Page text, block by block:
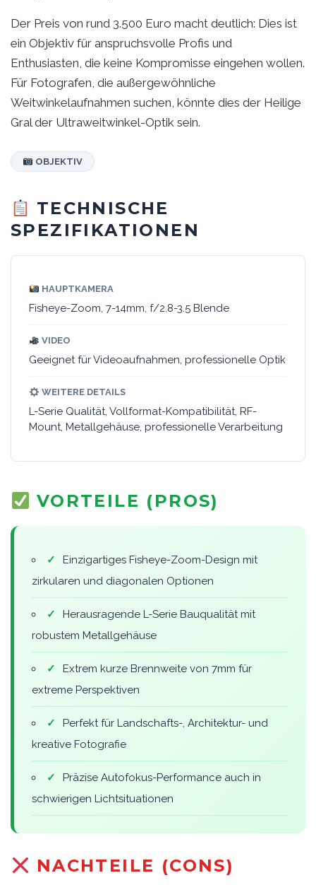
Der Preis von rund 3.500 Euro macht deutlich: Dies ist
ein Objektiv für anspruchsvolle Profis und
Enthusiasten, die keine Kompromisse eingehen wollen.
Für Fotografen, die außergewöhnliche
Weitwinkelaufnahmen suchen, könnte dies der Heilige
Gral der Ultraweitwinkel-Optik sein.
OBJEKTIV
TECHNISCHE
SPEZIFIKATIONEN
HAUPTKAMERA
Fisheye-Zoom, 7-14mm, f/2.8-3.5 Blende
VIDEO
Geeignet für Videoaufnahmen, professionelle Optik
WEITERE DETAILS
L-Serie Qualität, Vollformat-Kompatibilität, RF-
Mount, Metallgehäuse, professionelle Verarbeitung
VORTEILE (PROS)
✓
Einzigartiges Fisheye-Zoom-Design mit
zirkularen und diagonalen Optionen
✓
Herausragende L-Serie Bauqualität mit
robustem Metallgehäuse
✓
Extrem kurze Brennweite von 7mm für
extreme Perspektiven
✓
Perfekt für Landschafts-, Architektur- und
kreative Fotografie
✓
Präzise Autofokus-Performance auch in
schwierigen Lichtsituationen
NACHTEILE (CONS)